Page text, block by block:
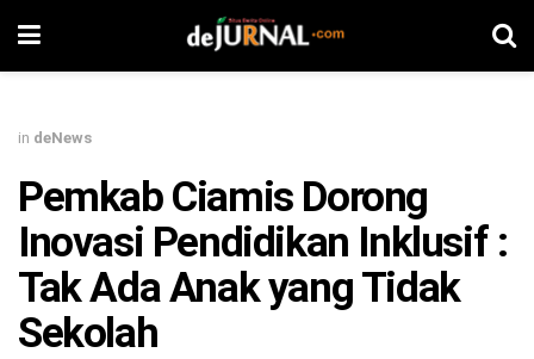
in deNews
Pemkab Ciamis Dorong
Inovasi Pendidikan Inklusif :
Tak Ada Anak yang Tidak
Sekolah